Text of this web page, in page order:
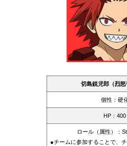
切島鋭児郎 （烈
個性：硬
HP：400
ロール（属性）：
●チームに参加することで、